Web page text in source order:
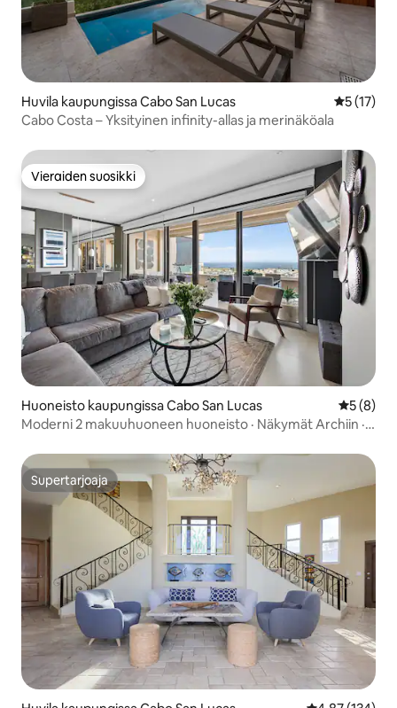
Huvila kaupungissa Cabo San Lucas
5 (17)
Cabo Costa – Yksityinen infinity-allas ja merinäköala
Vieraiden suosikki
Vieraiden suosikki
Huoneisto kaupungissa Cabo San Lucas
5 (8)
Moderni 2 makuuhuoneen huoneisto · Näkymät Archiin ·
Supertarjoaja
Supertarjoaja